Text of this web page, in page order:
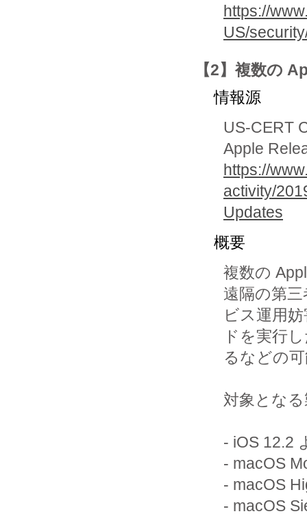
https://
US/
【2】複数の
情報源
US-CERT
Apple
https://
activity/
Updates
概要
複数の
遠隔の第
ビス運用
ドを実行
るなどの
対象とな
- iOS 12.2
- macOS
- macOS
- macOS